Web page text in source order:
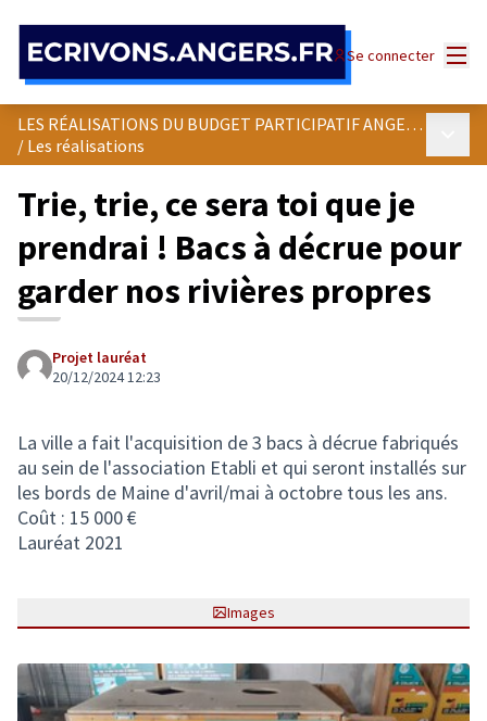
Se connecter
LES RÉALISATIONS DU BUDGET PARTICIPATIF ANGEVIN
/ Les réalisations
Trie, trie, ce sera toi que je
prendrai ! Bacs à décrue pour
garder nos rivières propres
Projet lauréat
20/12/2024 12:23
La ville a fait l'acquisition de 3 bacs à décrue fabriqués
au sein de l'association Etabli et qui seront installés sur
les bords de Maine d'avril/mai à octobre tous les ans.
Coût : 15 000 €
Lauréat 2021
Images